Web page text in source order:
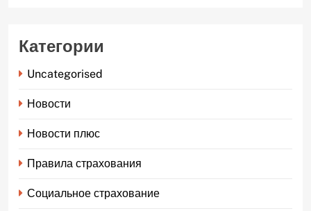
Категории
Uncategorised
Новости
Новости плюс
Правила страхования
Социальное страхование